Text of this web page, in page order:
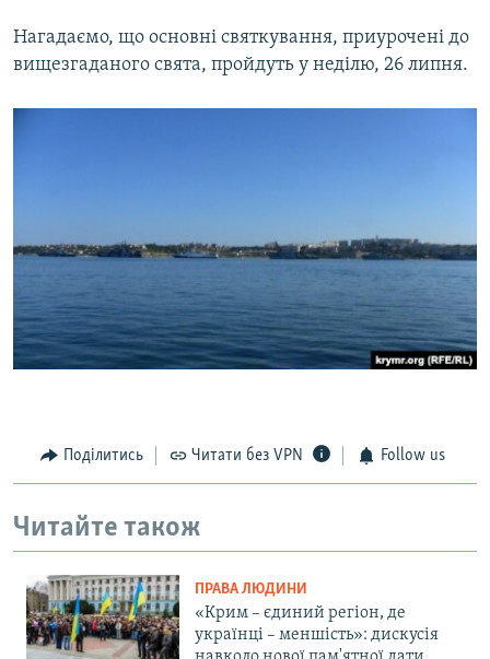
Нагадаємо, що основні святкування, приурочені до
вищезгаданого свята, пройдуть у неділю, 26 липня.
Поділитись Читати без VPN Follow us
Читайте також
ПРАВА ЛЮДИНИ
«Крим – єдиний регіон, де
українці – меншість»: дискусія